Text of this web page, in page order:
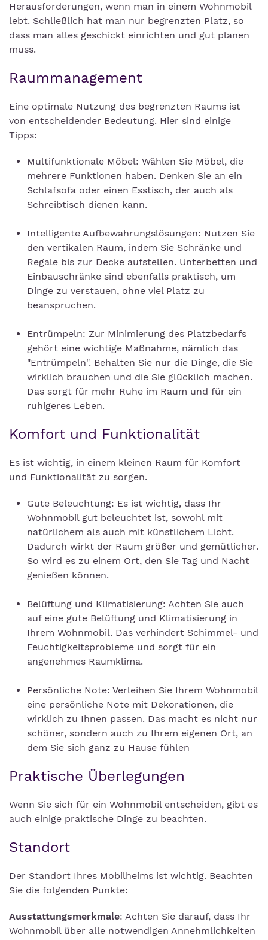
Herausforderungen, wenn man in einem Wohnmobil
lebt. Schließlich hat man nur begrenzten Platz, so
dass man alles geschickt einrichten und gut planen
muss.
Raummanagement
Eine optimale Nutzung des begrenzten Raums ist
von entscheidender Bedeutung. Hier sind einige
Tipps:
Multifunktionale Möbel: Wählen Sie Möbel, die
mehrere Funktionen haben. Denken Sie an ein
Schlafsofa oder einen Esstisch, der auch als
Schreibtisch dienen kann.
Intelligente Aufbewahrungslösungen: Nutzen Sie
den vertikalen Raum, indem Sie Schränke und
Regale bis zur Decke aufstellen. Unterbetten und
Einbauschränke sind ebenfalls praktisch, um
Dinge zu verstauen, ohne viel Platz zu
beanspruchen.
Entrümpeln: Zur Minimierung des Platzbedarfs
gehört eine wichtige Maßnahme, nämlich das
"Entrümpeln". Behalten Sie nur die Dinge, die Sie
wirklich brauchen und die Sie glücklich machen.
Das sorgt für mehr Ruhe im Raum und für ein
ruhigeres Leben.
Komfort und Funktionalität
Es ist wichtig, in einem kleinen Raum für Komfort
und Funktionalität zu sorgen.
Gute Beleuchtung: Es ist wichtig, dass Ihr
Wohnmobil gut beleuchtet ist, sowohl mit
natürlichem als auch mit künstlichem Licht.
Dadurch wirkt der Raum größer und gemütlicher.
So wird es zu einem Ort, den Sie Tag und Nacht
genießen können.
Belüftung und Klimatisierung: Achten Sie auch
auf eine gute Belüftung und Klimatisierung in
Ihrem Wohnmobil. Das verhindert Schimmel- und
Feuchtigkeitsprobleme und sorgt für ein
angenehmes Raumklima.
Persönliche Note: Verleihen Sie Ihrem Wohnmobil
eine persönliche Note mit Dekorationen, die
wirklich zu Ihnen passen. Das macht es nicht nur
schöner, sondern auch zu Ihrem eigenen Ort, an
dem Sie sich ganz zu Hause fühlen
Praktische Überlegungen
Wenn Sie sich für ein Wohnmobil entscheiden, gibt es
auch einige praktische Dinge zu beachten.
Standort
Der Standort Ihres Mobilheims ist wichtig. Beachten
Sie die folgenden Punkte:
Ausstattungsmerkmale: Achten Sie darauf, dass Ihr
Wohnmobil über alle notwendigen Annehmlichkeiten